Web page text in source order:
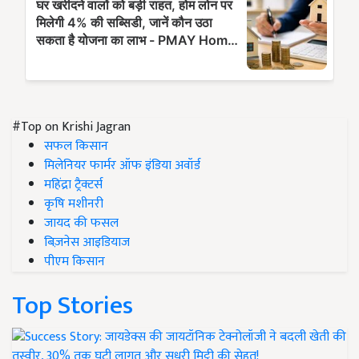
#Top on Krishi Jagran
सफल किसान
मिलेनियर फार्मर ऑफ इंडिया अवॉर्ड
महिंद्रा ट्रैक्टर्स
कृषि मशीनरी
जायद की फसल
बिज़नेस आइडियाज
पीएम किसान
Top Stories